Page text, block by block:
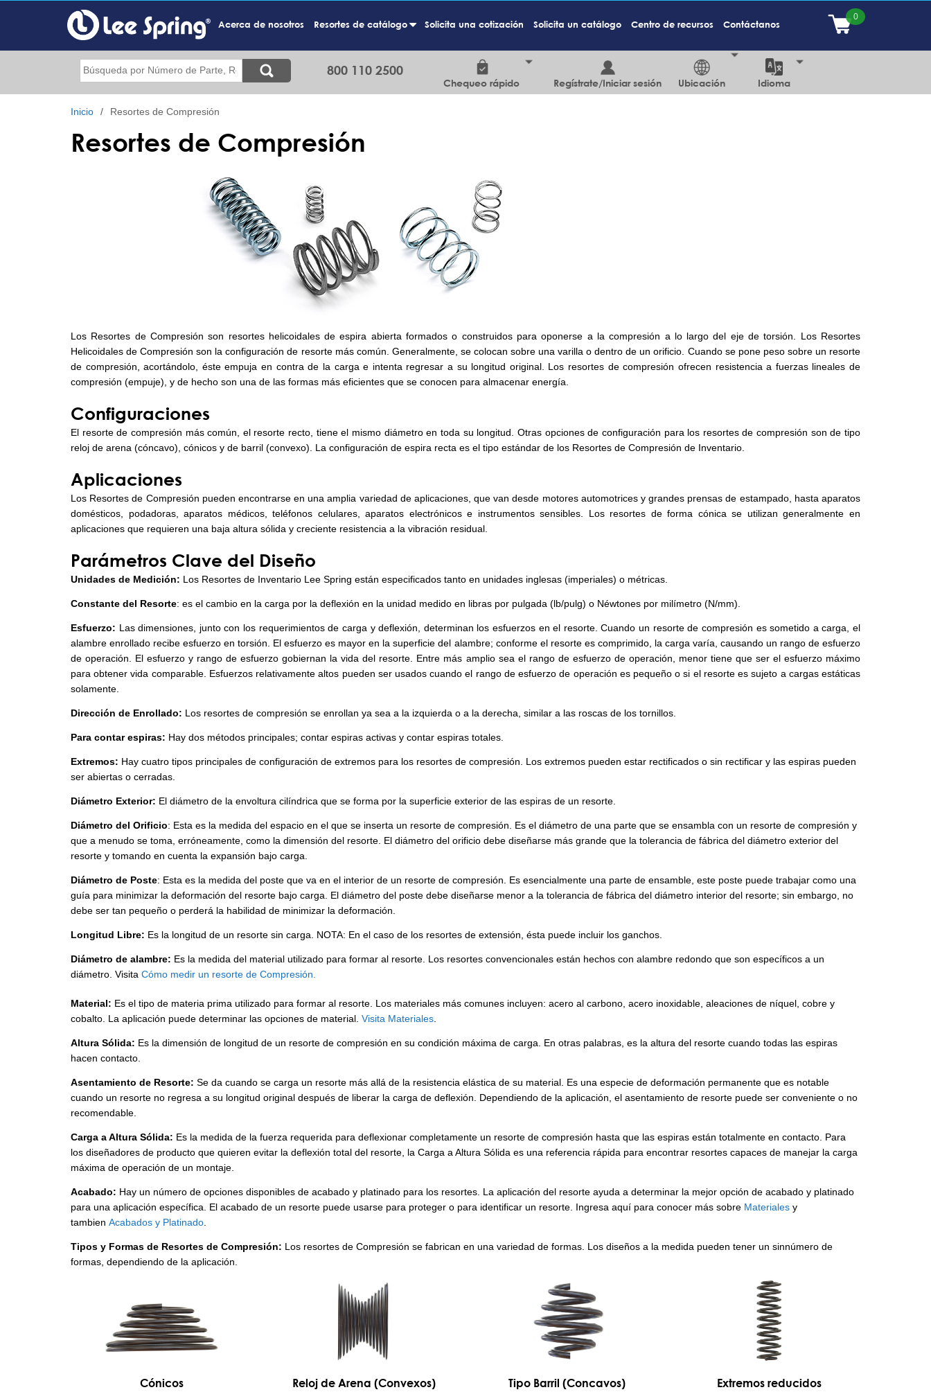
principal
Acerca de nosotros Resortes de catálogo Solicita una cotización Solicita un catálogo Centro de recursos Contáctanos
Buscar 800 110 2500
Chequeo rápido Regístrate/Iniciar sesión Ubicación Idioma
Inicio Resortes de Compresión
Resortes de Compresión
Los Resortes de Compresión son resortes helicoidales de espira abierta formados o construidos para oponerse a la compresión a lo largo del eje de torsión. Los Resortes
Helicoidales de Compresión son la configuración de resorte más común. Generalmente, se colocan sobre una varilla o dentro de un orificio. Cuando se pone peso sobre un resorte
de compresión, acortándolo, éste empuja en contra de la carga e intenta regresar a su longitud original. Los resortes de compresión ofrecen resistencia a fuerzas lineales de
compresión (empuje), y de hecho son una de las formas más eficientes que se conocen para almacenar energía.
Configuraciones
El resorte de compresión más común, el resorte recto, tiene el mismo diámetro en toda su longitud. Otras opciones de configuración para los resortes de compresión son de tipo
reloj de arena (cóncavo), cónicos y de barril (convexo). La configuración de espira recta es el tipo estándar de los Resortes de Compresión de Inventario.
Aplicaciones
Los Resortes de Compresión pueden encontrarse en una amplia variedad de aplicaciones, que van desde motores automotrices y grandes prensas de estampado, hasta aparatos
domésticos, podadoras, aparatos médicos, teléfonos celulares, aparatos electrónicos e instrumentos sensibles. Los resortes de forma cónica se utilizan generalmente en
aplicaciones que requieren una baja altura sólida y creciente resistencia a la vibración residual.
Parámetros Clave del Diseño
Unidades de Medición: Los Resortes de Inventario Lee Spring están especificados tanto en unidades inglesas (imperiales) o métricas.
Constante del Resorte: es el cambio en la carga por la deflexión en la unidad medido en libras por pulgada (lb/pulg) o Néwtones por milímetro (N/mm).
Esfuerzo: Las dimensiones, junto con los requerimientos de carga y deflexión, determinan los esfuerzos en el resorte. Cuando un resorte de compresión es sometido a carga, el
alambre enrollado recibe esfuerzo en torsión. El esfuerzo es mayor en la superficie del alambre; conforme el resorte es comprimido, la carga varía, causando un rango de esfuerzo
de operación. El esfuerzo y rango de esfuerzo gobiernan la vida del resorte. Entre más amplio sea el rango de esfuerzo de operación, menor tiene que ser el esfuerzo máximo
para obtener vida comparable. Esfuerzos relativamente altos pueden ser usados cuando el rango de esfuerzo de operación es pequeño o si el resorte es sujeto a cargas estáticas
solamente.
Dirección de Enrollado: Los resortes de compresión se enrollan ya sea a la izquierda o a la derecha, similar a las roscas de los tornillos.
Para contar espiras: Hay dos métodos principales; contar espiras activas y contar espiras totales.
Extremos: Hay cuatro tipos principales de configuración de extremos para los resortes de compresión. Los extremos pueden estar rectificados o sin rectificar y las espiras pueden
ser abiertas o cerradas.
Diámetro Exterior: El diámetro de la envoltura cilíndrica que se forma por la superficie exterior de las espiras de un resorte.
Diámetro del Orificio: Esta es la medida del espacio en el que se inserta un resorte de compresión. Es el diámetro de una parte que se ensambla con un resorte de compresión y
que a menudo se toma, erróneamente, como la dimensión del resorte. El diámetro del orificio debe diseñarse más grande que la tolerancia de fábrica del diámetro exterior del
resorte y tomando en cuenta la expansión bajo carga.
Diámetro de Poste: Esta es la medida del poste que va en el interior de un resorte de compresión. Es esencialmente una parte de ensamble, este poste puede trabajar como una
guía para minimizar la deformación del resorte bajo carga. El diámetro del poste debe diseñarse menor a la tolerancia de fábrica del diámetro interior del resorte; sin embargo, no
debe ser tan pequeño o perderá la habilidad de minimizar la deformación.
Longitud Libre: Es la longitud de un resorte sin carga. NOTA: En el caso de los resortes de extensión, ésta puede incluir los ganchos.
Diámetro de alambre: Es la medida del material utilizado para formar al resorte. Los resortes convencionales están hechos con alambre redondo que son específicos a un
diámetro. Visita Cómo medir un resorte de Compresión.
Material: Es el tipo de materia prima utilizado para formar al resorte. Los materiales más comunes incluyen: acero al carbono, acero inoxidable, aleaciones de níquel, cobre y
cobalto. La aplicación puede determinar las opciones de material. Visita Materiales.
Altura Sólida: Es la dimensión de longitud de un resorte de compresión en su condición máxima de carga. En otras palabras, es la altura del resorte cuando todas las espiras
hacen contacto.
Asentamiento de Resorte: Se da cuando se carga un resorte más allá de la resistencia elástica de su material. Es una especie de deformación permanente que es notable
cuando un resorte no regresa a su longitud original después de liberar la carga de deflexión. Dependiendo de la aplicación, el asentamiento de resorte puede ser conveniente o no
recomendable.
Carga a Altura Sólida: Es la medida de la fuerza requerida para deflexionar completamente un resorte de compresión hasta que las espiras están totalmente en contacto. Para
los diseñadores de producto que quieren evitar la deflexión total del resorte, la Carga a Altura Sólida es una referencia rápida para encontrar resortes capaces de manejar la carga
máxima de operación de un montaje.
Acabado: Hay un número de opciones disponibles de acabado y platinado para los resortes. La aplicación del resorte ayuda a determinar la mejor opción de acabado y platinado
para una aplicación específica. El acabado de un resorte puede usarse para proteger o para identificar un resorte. Ingresa aquí para conocer más sobre Materiales y
tambien Acabados y Platinado.
Tipos y Formas de Resortes de Compresión: Los resortes de Compresión se fabrican en una variedad de formas. Los diseños a la medida pueden tener un sinnúmero de
formas, dependiendo de la aplicación.
Cónicos Reloj de Arena (Convexos) Tipo Barril (Concavos) Extremos reducidos